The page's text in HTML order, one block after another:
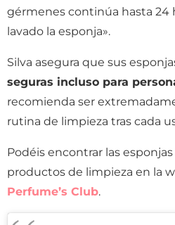
gérmenes continúa hasta 24
lavado la esponja».
Silva asegura que sus
seguras incluso para
recomienda ser
rutina de limpieza tras cada
Podéis encontrar las
productos de limpieza en la
Perfume’s Club.